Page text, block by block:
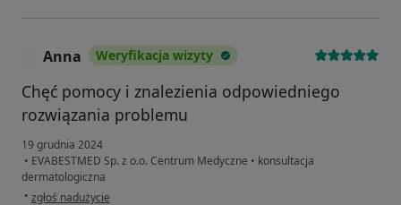
Anna Weryfikacja wizyty
Chęć pomocy i znalezienia odpowiedniego
rozwiązania problemu
19 grudnia 2024
• EVABESTMED Sp. z o.o. Centrum Medyczne • konsultacja
dermatologiczna
• w opinii użytkownika Anna
zgłoś nadużycie